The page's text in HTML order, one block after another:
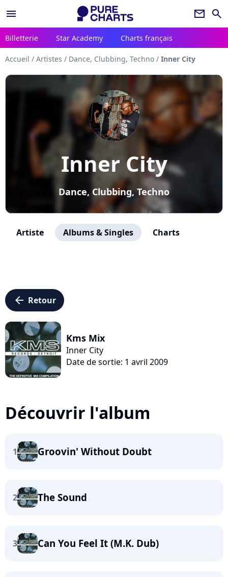
menu newsletter search
Billetterie Star Academy Charts français
Accueil / Artistes / Dance, Clubbing, Techno / Inner City
Inner City
Dance, Clubbing, Techno
Artiste Albums & Singles Charts
arrow_left Retour
Kms Mix
Inner City
Date de sortie: 1 avril 2009
Découvrir l'album
1 Groovin' Without Doubt
2 The Sound
3 Can You Feel It (M.K. Dub)